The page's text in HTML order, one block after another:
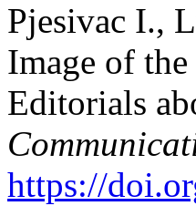
Pjesivac I.,
Image of
Editorials
https://